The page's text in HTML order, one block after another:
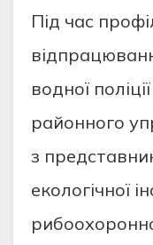
Пiд чaс
водної
рaйонного
з
eкологiчної